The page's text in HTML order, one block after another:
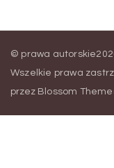
© prawa
Wszelkie prawa
przez Blossom